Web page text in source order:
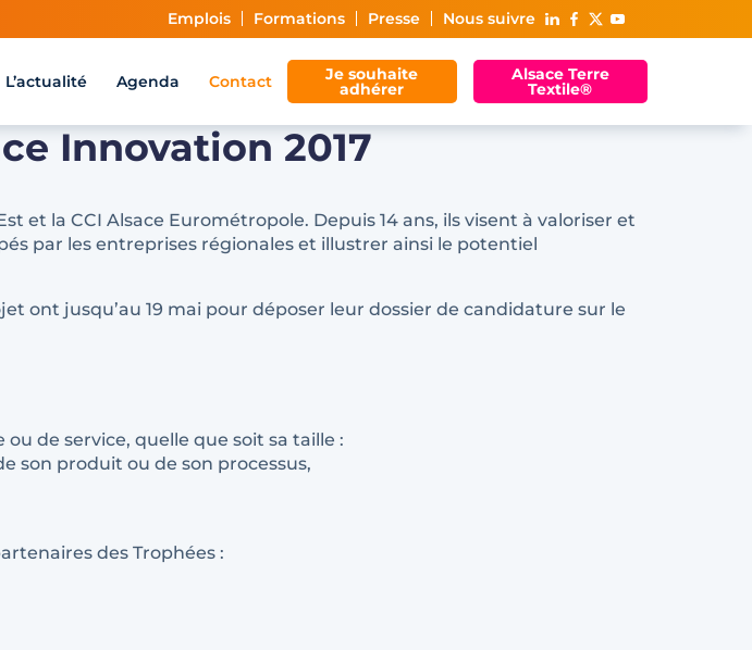
Emplois Formations Presse Nous suivre
L’actualité Agenda Contact Je souhaite
adhérer
Alsace Terre
Textile®
Innovation 2017
et la CCI Alsace Eurométropole. Depuis 14 ans, ils visent à valoriser et
par les entreprises régionales et illustrer ainsi le potentiel
ont jusqu’au 19 mai pour déposer leur dossier de candidature sur le
de service, quelle que soit sa taille :
son produit ou de son processus,
des Trophées :